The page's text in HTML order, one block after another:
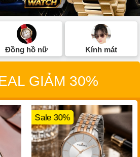
Đồng hồ nữ Kính mát
GIẢM 30%
Sale 30%